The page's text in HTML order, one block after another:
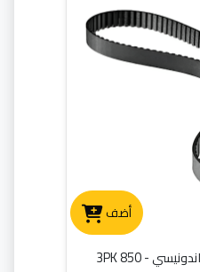
أضف